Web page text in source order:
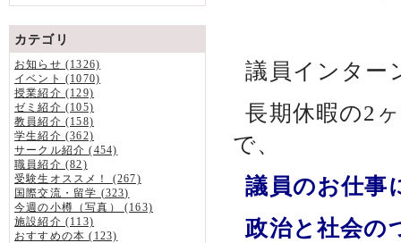
カテゴリ
お知らせ (1326)
イベント (1070)
授業紹介 (129)
ゼミ紹介 (105)
教員紹介 (158)
学生紹介 (362)
サークル紹介 (454)
職員紹介 (82)
受験生オススメ！ (267)
国際交流・留学 (323)
今週の小樽（写真） (163)
施設紹介 (113)
おすすめの本 (123)
議員インター
長期休暇の2
で、
議員のお仕事
政治と社会の